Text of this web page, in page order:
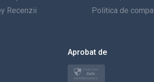
Türkçe
Recenzii
Politica de
Aprobat de